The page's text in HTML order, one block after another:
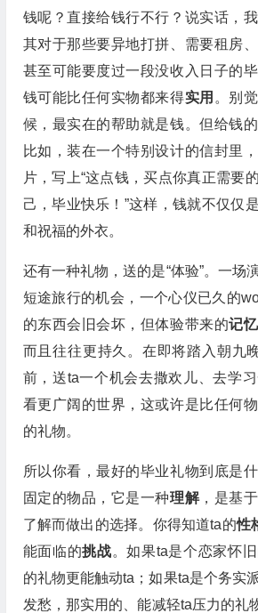
钱呢？直接给钱行不行？说实话，
其对于那些要异地打拼、需要租房、
甚至可能要度过一段没收入日子的
钱可能比任何实物都来得实用 。别
候，最实在的帮助就是钱。但给钱的
比如，装在一个特别设计的信封里
片，写上“这点钱，买点你真正需要
己，毕业快乐！”这样，钱就不仅仅
和祝福的外衣。
还有一种礼物，送的是“体验”。一场
短途旅行的机会，一个心仪已久的
的东西会旧会坏，但体验带来的记忆
而且往往更持久。在即将踏入朝九
前，送ta一个机会去撒欢儿、去学
看更广阔的世界，这或许是比任何
的礼物。
所以你看，最好的毕业礼物到底是
固定的物品，它是一种理解，是基
了解而做出的选择。你得知道ta的性
能面临的挑战。如果ta是个恋家怀
的礼物更能触动ta；如果ta是个务实
发愁，那实用的、能减轻ta压力的礼